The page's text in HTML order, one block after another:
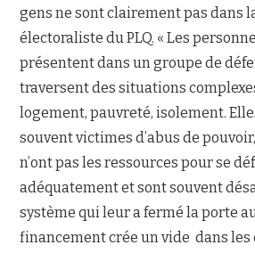
gens ne sont clairement pas dans
électoraliste du PLQ. « Les
présentent dans un groupe de
traversent des situations
logement, pauvreté, isolement.
souvent victimes d’abus de
n’ont pas les ressources pour se
adéquatement et sont souvent
système qui leur a fermé la porte
financement crée un vide dans les